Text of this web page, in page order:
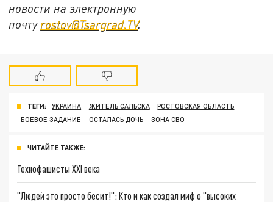
новости на электронную
почту rostov@Tsargrad.ТV.
ТЕГИ: УКРАИНА ЖИТЕЛЬ САЛЬСКА
РОСТОВСКАЯ ОБЛАСТЬ
БОЕВОЕ ЗАДАНИЕ
ОСТАЛАСЬ ДОЧЬ ЗОНА СВО
ЧИТАЙТЕ ТАКЖЕ:
Технофашисты XXI века
"Людей это просто бесит!": Кто и как создал миф о "высоких